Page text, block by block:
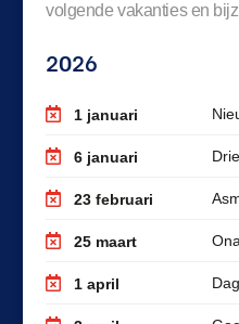
volgende vakanties en
2026
1 januari
6 januari
23 februari
25 maart
1 april